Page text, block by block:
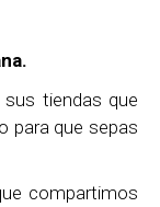
tiendas que
para que sepas
compartimos